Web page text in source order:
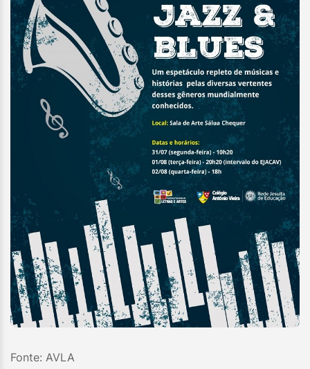
Fonte: AVLA